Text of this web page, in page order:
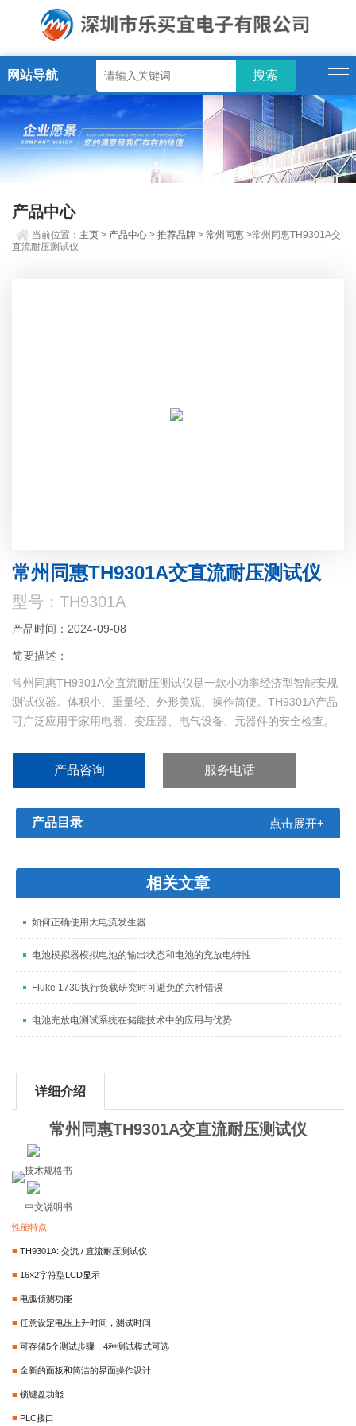
网站导航
产品中心
当前位置： 主页 > 产品中心 >推荐品牌 >常州同惠 >常州同惠TH9301A交
直流耐压测试仪
常州同惠TH9301A交直流耐压测试仪
型号：TH9301A
产品时间：2024-09-08
简要描述：
常州同惠TH9301A交直流耐压测试仪是一款小功率经济型智能安规
测试仪器。体积小、重量轻、外形美观、操作简便。TH9301A产品
可广泛应用于家用电器、变压器、电气设备、元器件的安全检查。
产品咨询 服务电话
产品目录 点击展开+
相关文章
如何正确使用大电流发生器
电池模拟器模拟电池的输出状态和电池的充放电特性
Fluke 1730执行负载研究时可避免的六种错误
电池充放电测试系统在储能技术中的应用与优势
详细介绍
常州同惠TH9301A交直流耐压测试仪
技术规格书
中文说明书
性能特点
■TH9301A:交流 / 直流耐压测试仪
■ 16×2字符型LCD显示
■ 电弧侦测功能
■ 任意设定电压上升时间，测试时间
■ 可存储5个测试步骤，4种测试模式可选
■ 全新的面板和简洁的界面操作设计
■ 锁键盘功能
■ PLC接口